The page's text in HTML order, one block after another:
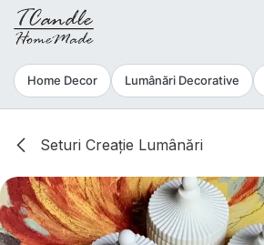
Sari la conținut
Home Decor Lumânări Decorative
Seturi Creație Lumânări